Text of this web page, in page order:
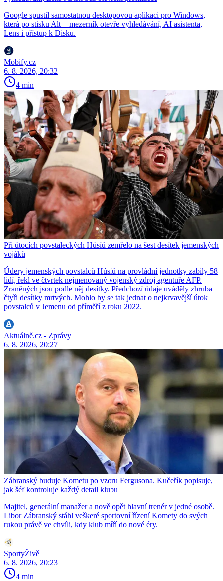
Google spustil samostatnou desktopovou aplikaci pro Windows,
která po stisku Alt + mezerník otevře vyhledávání, AI asistenta,
Lens i přístup k Disku.
Mobify.cz
6. 8. 2026, 20:32
4 min
Při útocích povstaleckých Húsíů zemřelo na šest desítek jemenských
vojáků
Údery jemenských povstalců Húsíů na provládní jednotky zabily 58
lidí, řekl ve čtvrtek nejmenovaný vojenský zdroj agentuře AFP.
Zraněných jsou podle něj desítky. Předchozí údaje uváděly zhruba
čtyři desítky mrtvých. Mohlo by se tak jednat o nejkrvavější útok
povstalců v Jemenu od příměří z roku 2022.
Aktuálně.cz - Zprávy
6. 8. 2026, 20:27
Zábranský buduje Kometu po vzoru Fergusona. Kučeřík popisuje,
jak šéf kontroluje každý detail klubu
Majitel, generální manažer a nově opět hlavní trenér v jedné osobě.
Libor Zábranský stáhl veškeré sportovní řízení Komety do svých
rukou právě ve chvíli, kdy klub míří do nové éry.
SportyŽivě
6. 8. 2026, 20:23
4 min